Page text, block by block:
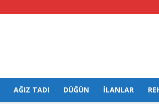
AĞIZ TADI DÜĞÜN İLANLAR